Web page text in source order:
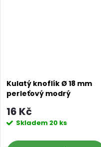
Kulatý knoflík Ø 18 mm
perleťový modrý
16 Kč
Skladem 20 ks